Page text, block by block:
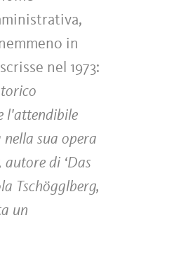
in
nel 1973:
l'attendibile
sua opera
di ‘Das
Tschögglberg,
un